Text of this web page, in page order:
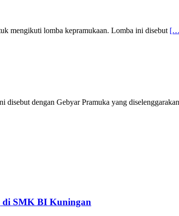
mengikuti lomba kepramukaan. Lomba ini disebut
dengan Gebyar Pramuka yang
di SMK BI Kuningan